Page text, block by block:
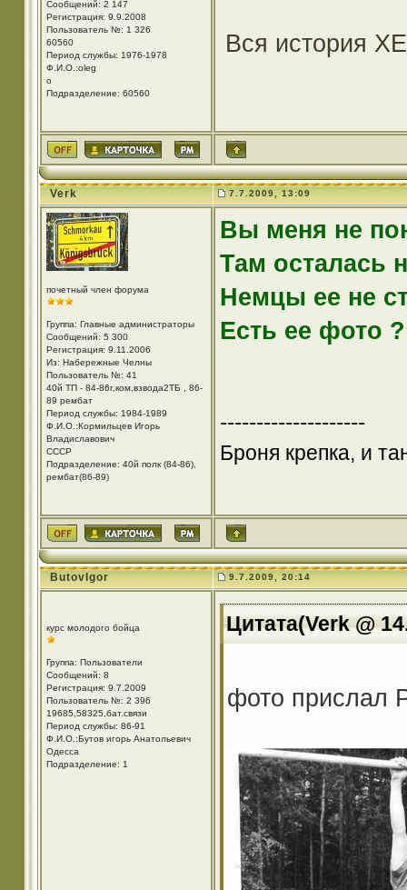
Сообщений: 2 147
Регистрация: 9.9.2008
Пользователь №: 1 326
60560
Период службы: 1976-1978
Ф.И.О.:oleg
o
Подразделение: 60560
Вся история
Verk 7.7.2009, 13:09
почетный член форума
Группа: Главные администраторы
Сообщений: 5 300
Регистрация: 9.11.2006
Из: Набережные Челны
Пользователь №: 41
40й ТП - 84-86г,ком,взвода2ТБ , 86-
89 рембат
Период службы: 1984-1989
Ф.И.О.:Кормильцев Игорь
Владиславович
СССР
Подразделение: 40й полк (84-86),
рембат(86-89)
Вы меня не
Там осталась
Немцы ее не
Есть ее фото ?
--------------------
Броня крепка, и
ButovIgor 9.7.2009, 20:14
курс молодого бойца
Группа: Пользователи
Сообщений: 8
Регистрация: 9.7.2009
Пользователь №: 2 396
19685,58325,бат.связи
Период службы: 86-91
Ф.И.О.:Бутов игорь Анатольевич
Одесса
Подразделение: 1
Цитата(Verk @
фото прислал